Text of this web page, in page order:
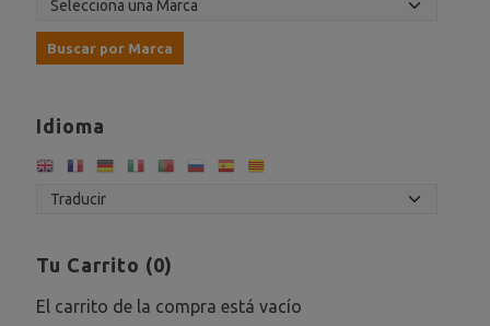
Idioma
Tu Carrito (0)
El carrito de la compra está vacío